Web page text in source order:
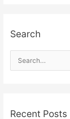
Search
e
Recent Posts